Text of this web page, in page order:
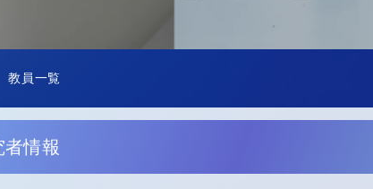
教員一覧
者情報